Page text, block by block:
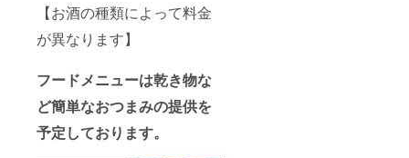
【お酒の種類によって料金
が異なります】
フードメニューは乾き物な
ど簡単なおつまみの提供を
予定しております。